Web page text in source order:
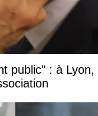
public" : à